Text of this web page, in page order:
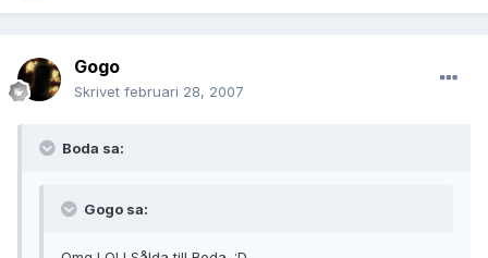
Gogo
Skrivet februari 28, 2007
Boda sa:
Gogo sa: